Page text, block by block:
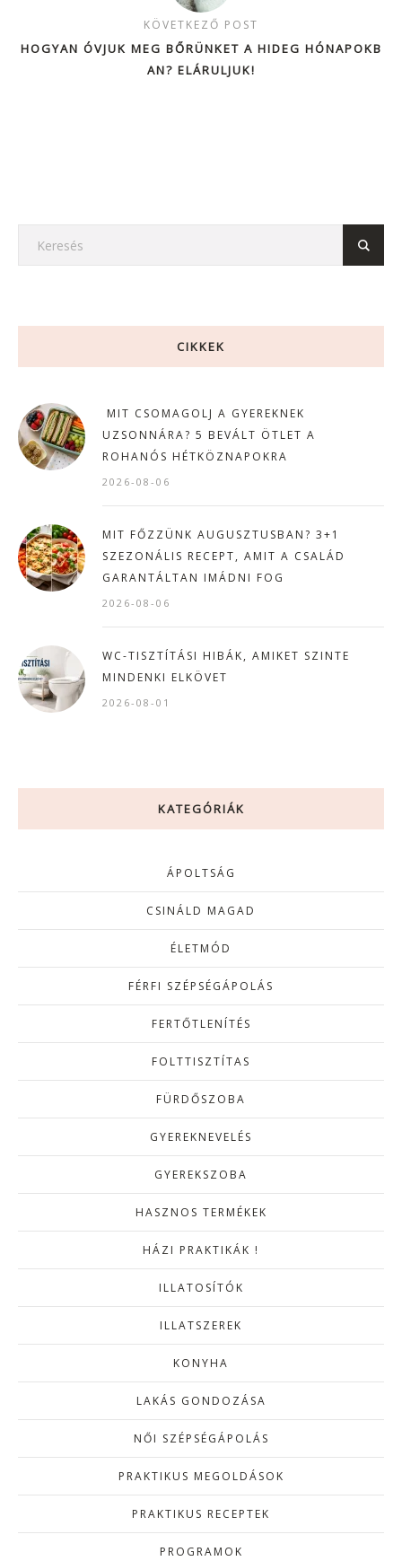
KÖVETKEZŐ POST
HOGYAN ÓVJUK MEG BŐRÜNKET A HIDEG HÓNAPOKB
AN? ELÁRULJUK!
CIKKEK
MIT CSOMAGOLJ A GYEREKNEK
UZSONNÁRA? 5 BEVÁLT ÖTLET A
ROHANÓS HÉTKÖZNAPOKRA
2026-08-06
MIT FŐZZÜNK AUGUSZTUSBAN? 3+1
SZEZONÁLIS RECEPT, AMIT A CSALÁD
GARANTÁLTAN IMÁDNI FOG
2026-08-06
WC-TISZTÍTÁSI HIBÁK, AMIKET SZINTE
MINDENKI ELKÖVET
2026-08-01
KATEGÓRIÁK
ÁPOLTSÁG
CSINÁLD MAGAD
ÉLETMÓD
FÉRFI SZÉPSÉGÁPOLÁS
FERTŐTLENÍTÉS
FOLTTISZTÍTAS
FÜRDŐSZOBA
GYEREKNEVELÉS
GYEREKSZOBA
HASZNOS TERMÉKEK
HÁZI PRAKTIKÁK !
ILLATOSÍTÓK
ILLATSZEREK
KONYHA
LAKÁS GONDOZÁSA
NŐI SZÉPSÉGÁPOLÁS
PRAKTIKUS MEGOLDÁSOK
PRAKTIKUS RECEPTEK
PROGRAMOK